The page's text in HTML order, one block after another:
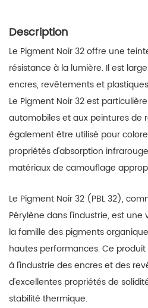
Description
Le Pigment Noir 32 offre une
résistance à la lumière. Il est
encres, revêtements et
Le Pigment Noir 32 est
automobiles et aux peintures de
également être utilisé pour
propriétés d'absorption
matériaux de camouflage
Le Pigment Noir 32 (PBL 32),
Pérylène dans l'industrie, est
la famille des pigments
hautes performances. Ce
à l'industrie des encres et des
d'excellentes propriétés de
stabilité thermique.